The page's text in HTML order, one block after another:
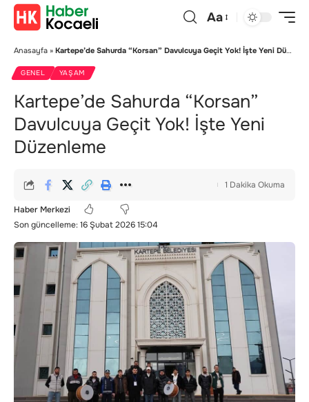
Aa
Anasayfa » Kartepe’de Sahurda “Korsan” Davulcuya Geçit Yok! İşte Yeni Düzenleme
GENEL YAŞAM
Kartepe’de Sahurda “Korsan”
Davulcuya Geçit Yok! İşte Yeni
Düzenleme
Son güncelleme: 16 Şubat 2026 15:04
Haber Merkezi
1 Dakika Okuma